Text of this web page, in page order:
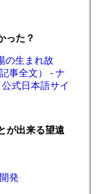
った？
の生まれ故
事全文） - ナ
式日本語サイ
が出来る望遠
発